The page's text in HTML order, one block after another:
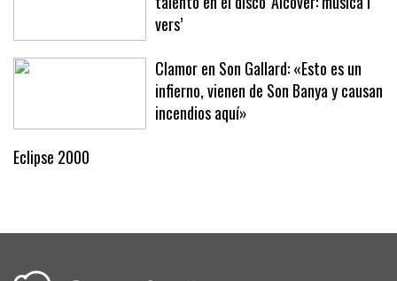
vers’
Clamor en Son Gallard: «Esto es un
infierno, vienen de Son Banya y causan
incendios aquí»
Eclipse 2000